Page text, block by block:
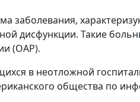
заболевания,
дисфункции. Такие
(ОАР).
в неотложной
общества по